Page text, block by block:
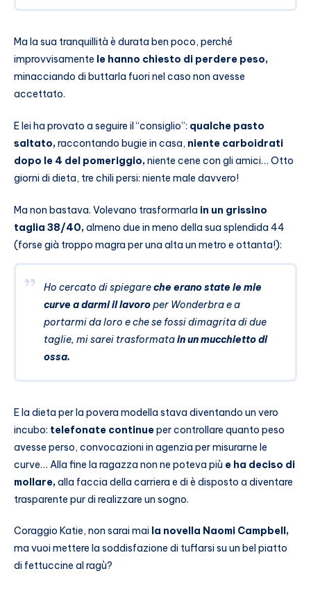
Ma la sua tranquillità è durata ben poco, perché
improvvisamente le hanno chiesto di perdere peso,
minacciando di buttarla fuori nel caso non avesse
accettato.
E lei ha provato a seguire il “consiglio”: qualche pasto
saltato,raccontando bugie in casa, niente carboidrati
dopo le 4 del pomeriggio,niente cene con gli amici… Otto
giorni di dieta, tre chili persi: niente male davvero!
Ma non bastava. Volevano trasformarla in un grissino
taglia 38/40,almeno due in meno della sua splendida 44
(forse già troppo magra per una alta un metro e ottanta!):
Ho cercato di spiegareche erano state le mie
curve a darmi il lavoroper Wonderbra e a
portarmi da loro e che se fossi dimagrita di due
taglie, mi sarei trasformatain un mucchietto di
ossa.
E la dieta per la povera modella stava diventando un vero
incubo: telefonate continueper controllare quanto peso
avesse perso, convocazioni in agenzia per misurarne le
curve… Alla fine la ragazza non ne poteva più e ha deciso di
mollare,alla faccia della carriera e di è disposto a diventare
trasparente pur di realizzare un sogno.
Coraggio Katie, non sarai mai la novella Naomi Campbell,
ma vuoi mettere la soddisfazione di tuffarsi su un bel piatto
di fettuccine al ragù?